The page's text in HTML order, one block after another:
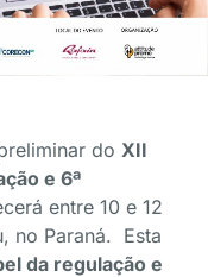
do XII
e 6ª
entre 10 e 12
no Paraná. Esta
da regulação e